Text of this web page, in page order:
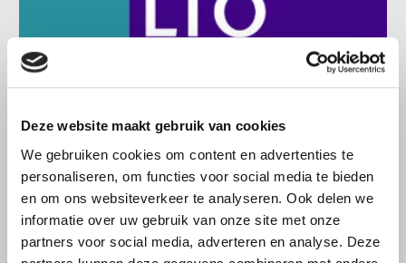
Deze website maakt gebruik van cookies
We gebruiken cookies om content en advertenties te
personaliseren, om functies voor social media te bieden
en om ons websiteverkeer te analyseren. Ook delen we
informatie over uw gebruik van onze site met onze
partners voor social media, adverteren en analyse. Deze
BELANGRIJKE INFORMATIE
LTO sluit aan bij demonstratie tegen
dreigende onteigening